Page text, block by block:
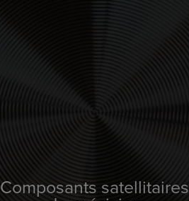
Composants satellitaires